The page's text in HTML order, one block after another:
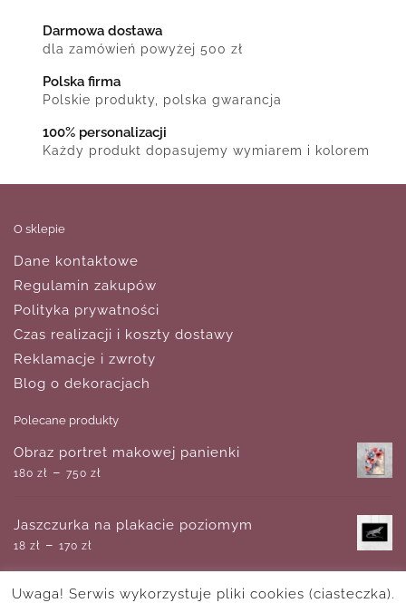
Darmowa dostawa
dla zamówień powyżej 500 zł
Polska firma
Polskie produkty, polska gwarancja
100% personalizacji
Każdy produkt dopasujemy wymiarem i kolorem
O sklepie
Dane kontaktowe
Regulamin zakupów
Polityka prywatności
Czas realizacji i koszty dostawy
Reklamacje i zwroty
Blog o dekoracjach
Polecane produkty
Obraz portret makowej panienki
180 zł – 750 zł
Jaszczurka na plakacie poziomym
18 zł – 170 zł
Obraz z kolorowym, geometrycznym jeleniem
Uwaga! Serwis wykorzystuje pliki cookies (ciasteczka).